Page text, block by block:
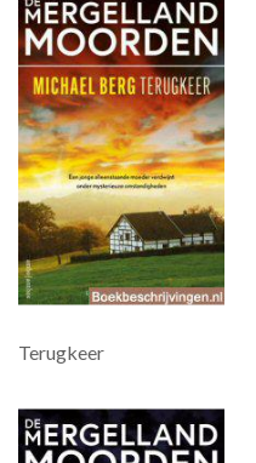
Terugkeer